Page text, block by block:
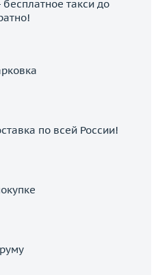
такси до
по всей России!